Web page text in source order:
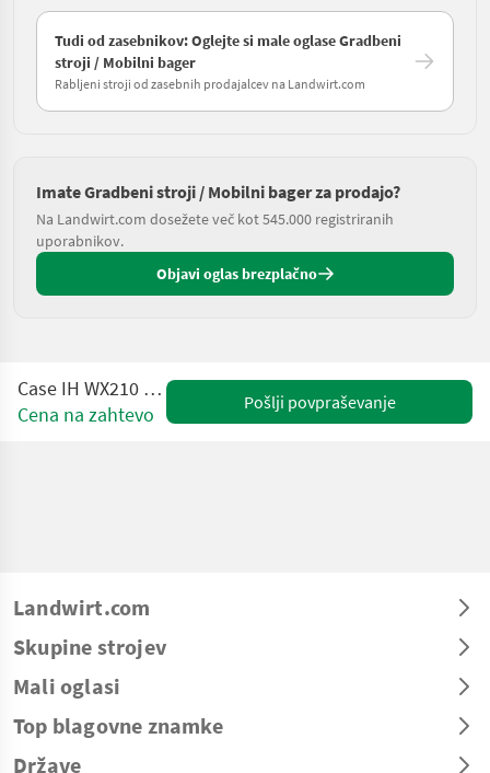
Tudi od zasebnikov: Oglejte si male oglase Gradbeni
stroji / Mobilni bager
Rabljeni stroji od zasebnih prodajalcev na Landwirt.com
Imate Gradbeni stroji / Mobilni bager za prodajo?
Na Landwirt.com dosežete več kot 545.000 registriranih
uporabnikov.
Objavi oglas brezplačno
Case IH WX210 Mobilbagger
Cena na zahtevo
Pošlji povpraševanje
Landwirt.com
Skupine strojev
Mali oglasi
Top blagovne znamke
Države